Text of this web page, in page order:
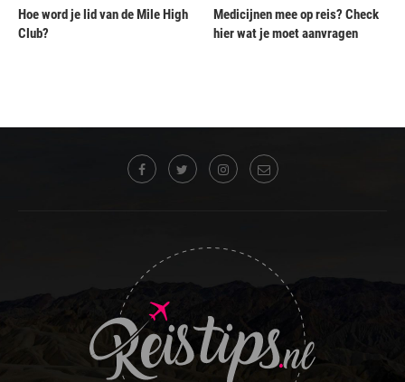
Hoe word je lid van de Mile High
Club?
Medicijnen mee op reis? Check
hier wat je moet aanvragen